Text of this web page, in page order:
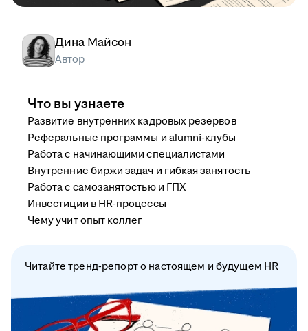
Дина Майсон
Автор
Что вы узнаете
Развитие внутренних кадровых резервов
Реферальные программы и alumni-клубы
Работа с начинающими специалистами
Внутренние биржи задач и гибкая занятость
Работа с самозанятостью и ГПХ
Инвестиции в HR-процессы
Чему учит опыт коллег
Читайте тренд-репорт о настоящем и будущем HR